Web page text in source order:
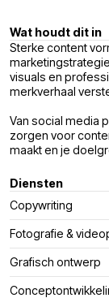
Wat houdt dit in
Sterke content
visuals en
merkverhaal
Van social media
zorgen voor
maakt en je
Diensten
Copywriting
Fotografie &
Grafisch ontwerp